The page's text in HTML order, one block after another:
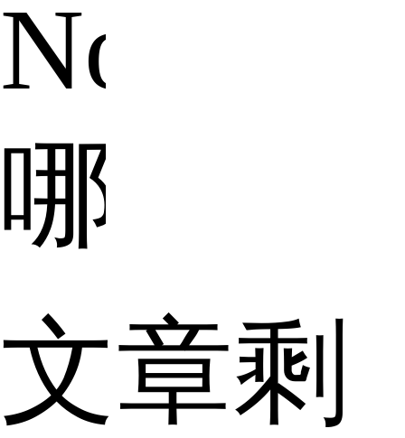
Nova2s
哪
个
文章剩